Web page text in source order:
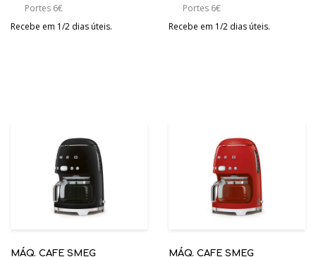
Portes 6€
Recebe em 1/2 dias úteis.
Portes 6€
Recebe em 1/2 dias úteis.
MÁQ. CAFE SMEG
MÁQ. CAFE SMEG